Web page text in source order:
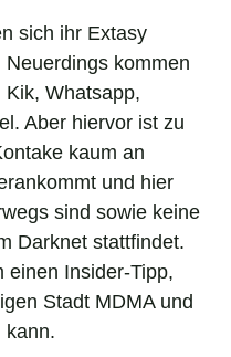
sich ihr Extasy
kommen
Kik, Whatsapp,
Aber hiervor ist zu
kaum an
und hier
sind sowie keine
Darknet stattfindet.
einen Insider-Tipp,
Stadt MDMA und
kann.